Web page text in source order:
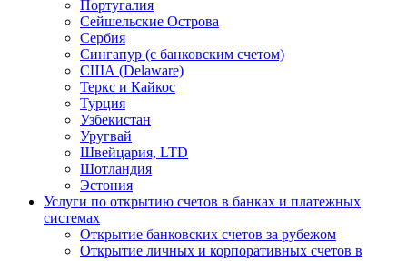
Португалия
Сейшельские Острова
Сербия
Сингапур (c банковским счетом)
США (Delaware)
Теркс и Кайкос
Турция
Узбекистан
Уругвай
Швейцария, LTD
Шотландия
Эстония
Услуги по открытию счетов в банках и платежных
системах
Открытие банковских счетов за рубежом
Открытие личных и корпоративных счетов в